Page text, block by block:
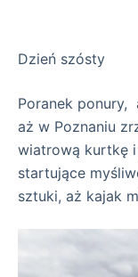
Dzień szósty
Poranek ponury,
aż w Poznaniu
wiatrową kurtkę i
startujące
sztuki, aż kajak